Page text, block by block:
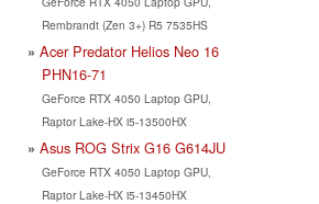
Rembrandt (Zen 3+) R5 7535HS
Acer Predator Helios Neo 16
PHN16-71
GeForce RTX 4050 Laptop GPU,
Raptor Lake-HX i5-13500HX
Asus ROG Strix G16 G614JU
GeForce RTX 4050 Laptop GPU,
Raptor Lake-HX i5-13450HX